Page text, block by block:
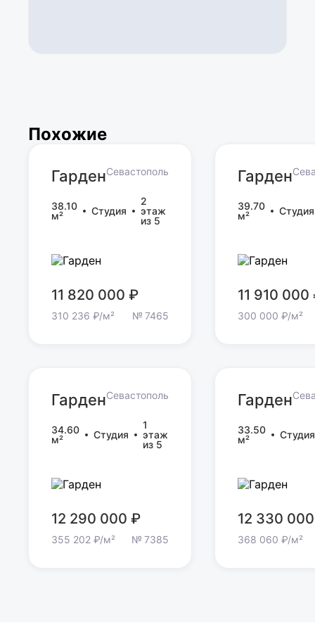
Похожие
ГарденСевастополь
38.10
м²
Студия
2
этаж
из 5
11 820 000 ₽
310 236 ₽/м² № 7465
Гарден
39.70
м²
Студия
11 910 000
300 000 ₽/м²
ГарденСевастополь
34.60
м²
Студия
1
этаж
из 5
12 290 000 ₽
355 202 ₽/м² № 7385
Гарден
33.50
м²
Студия
12 330
368 060 ₽/м²